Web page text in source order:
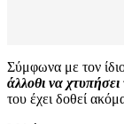
Σύμφωνα με τον
άλλοθι να
του έχει δοθεί